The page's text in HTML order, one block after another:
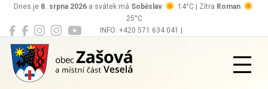
INFO: +420 571 634 041 |
Dnes je 8. srpna 2026 a svátek má Soběslav 14°C | Zítra Roman
25°C
Zašová